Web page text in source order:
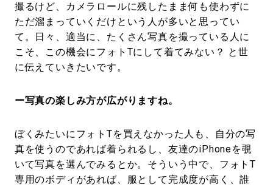
撮るけど、カメラロールに残したまま何も使わずに
ただ溜まっていくだけという人が多いと思ってい
て。日々、適当に、たくさん写真を撮っている人に
こそ、この機会にフォトTにして着てみない？ と世
に伝えていきたいです。
ー写真の楽しみ方が広がりますね。
ぼくみたいにフォトTを買えなかった人も、自分の写
真を使うのであれば着られるし、友達のiPhoneを覗
いて写真を選んでみるとか。そういう中で、フォトT
専用のボディがあれば、服として完成度が高く、誰